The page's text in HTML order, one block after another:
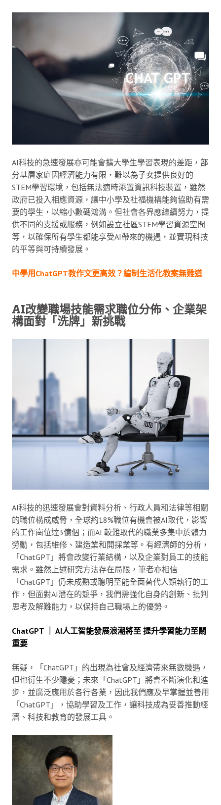
AI科技的急速發展亦可能會擴大學生學習表現的差距，部
分基層家庭因經濟能力有限，難以為子女提供良好的
STEM學習環境，包括無法適時添置資訊科技裝置，雖然
政府已投入相應資源，讓中小學及社福機構能夠協助有需
要的學生，以縮小數碼鴻溝。但社會各界應繼續努力，提
供不同的支援或服務，例如設立社區STEM學習資源空間
等，以確保所有學生都能享受AI帶來的機遇，並實現科技
的平等與可持續發展。
中學用ChatGPT教作文更高效？編制生活化教案無難道
AI改變職場技能需求職位分佈、企業架
構面對「洗牌」新挑戰
AI科技的迅速發展會對資料分析、行政人員和法律等相關
的職位構成威脅，全球約18%職位有機會被AI取代，影響
的工作崗位達3億個；而AI 較難取代的職業多集中於體力
勞動，包括維修、建造業和開採業等。有經濟師的分析，
「ChatGPT」將會改變行業結構，以及企業對員工的技能
需求。雖然上述研究方法存在局限，筆者亦相信
「ChatGPT」仍未成熟或聰明至能全面替代人類執行的工
作，但面對AI潛在的競爭，我們需強化自身的創新、批判
思考及解難能力，以保持自己職場上的優勢。
ChatGPT ｜ AI人工智能發展浪潮將至 提升學習能力至關
重要
無疑，「ChatGPT」的出現為社會及經濟帶來無數機遇，
但也衍生不少隱憂；未來「ChatGPT」將會不斷演化和進
步，並廣泛應用於各行各業，因此我們應及早掌握並善用
「ChatGPT」，協助學習及工作，讓科技成為妥善推動經
濟、科技和教育的發展工具。